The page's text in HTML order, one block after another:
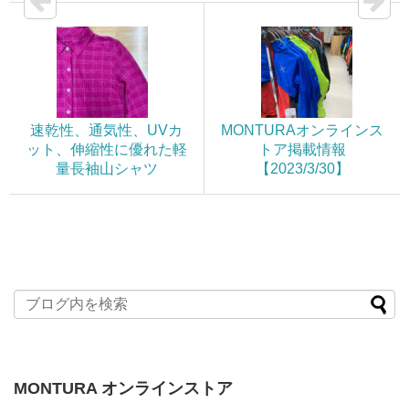
速乾性、通気性、UVカ
ット、伸縮性に優れた軽
量長袖山シャツ
MONTURAオンラインス
トア掲載情報
【2023/3/30】
MONTURA オンラインストア